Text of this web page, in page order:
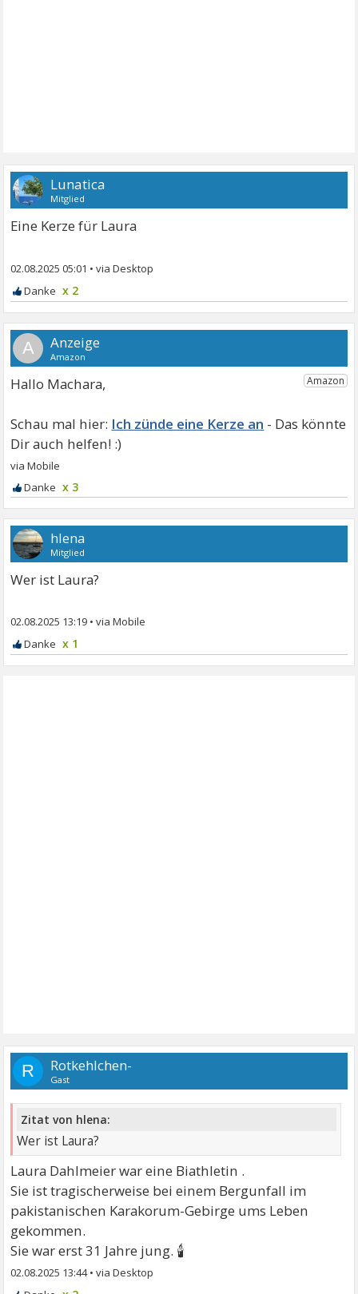
Lunatica
Mitglied
Eine Kerze für Laura
02.08.2025 05:01 •
x 2
A
Hallo Machara,
Ich zünde eine Kerze an
x 3
hlena
Mitglied
Wer ist Laura?
02.08.2025 13:19 •
x 1
R Rotkehlchen-
Gast
Zitat von hlena:
Wer ist Laura?
Laura Dahlmeier war eine Biathletin .
Sie ist tragischerweise bei einem Bergunfall im
pakistanischen Karakorum-Gebirge ums Leben
gekommen.
Sie war erst 31 Jahre jung. 🕯
02.08.2025 13:44•